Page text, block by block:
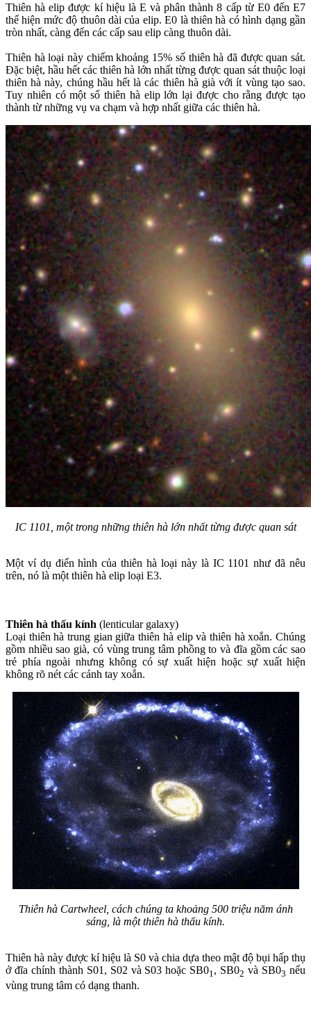
Thiên hà elip được kí hiệu là E và phân thành 8 cấp từ E0 đến E7
thể hiện mức độ thuôn dài của elip. E0 là thiên hà có hình dạng gần
tròn nhất, càng đến các cấp sau elip càng thuôn dài.
Thiên hà loại này chiếm khoảng 15% số thiên hà đã được quan sát.
Đặc biệt, hầu hết các thiên hà lớn nhất từng được quan sát thuộc loại
thiên hà này, chúng hầu hết là các thiên hà già với ít vùng tạo sao.
Tuy nhiên có một số thiên hà elip lớn lại được cho rằng được tạo
thành từ những vụ va chạm và hợp nhất giữa các thiên hà.
IC 1101, một trong những thiên hà lớn nhất từng được quan sát
Một ví dụ điển hình của thiên hà loại này là IC 1101 như đã nêu
trên, nó là một thiên hà elip loại E3.
Thiên hà thấu kính (lenticular galaxy)
Loại thiên hà trung gian giữa thiên hà elip và thiên hà xoắn. Chúng
gồm nhiều sao già, có vùng trung tâm phồng to và đĩa gồm các sao
trẻ phía ngoài nhưng không có sự xuất hiện hoặc sự xuất hiện
không rõ nét các cánh tay xoắn.
Thiên hà Cartwheel, cách chúng ta khoảng 500 triệu năm ánh
sáng, là một thiên hà thấu kính.
Thiên hà này được kí hiệu là S0 và chia dựa theo mật độ bụi hấp thụ
ở đĩa chính thành S01, S02 và S03 hoặc SB01, SB02 và SB03 nếu
vùng trung tâm có dạng thanh.